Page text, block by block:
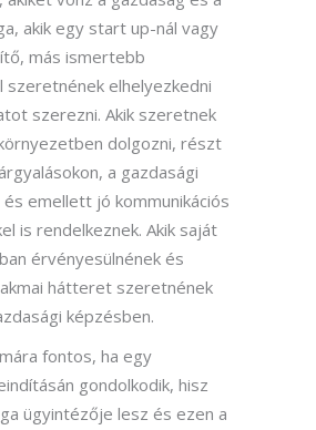
akik egy start up-nál vagy
más ismertebb
szeretnének elhelyezkedni
szerezni. Akik szeretnek
dolgozni, részt
a gazdasági
emellett jó kommunikációs
is rendelkeznek. Akik saját
érvényesülnének és
hátteret szeretnének
képzésben.
fontos, ha egy
gondolkodik, hisz
ügyintézője lesz és ezen a